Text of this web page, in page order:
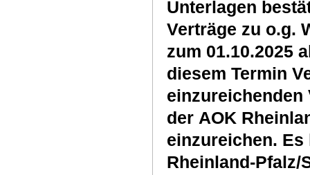
Unterlagen
Verträge zu o.g.
zum 01.10.2025
diesem Termin
einzureichenden
der AOK
einzureichen. Es
Rheinland-Pfalz/